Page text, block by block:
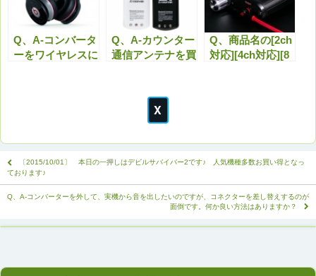
Q、A-コンバータ
ーをワイヤレスに
Q、A-カウンター
通信アンテナを買
ド端末をデータカ
ウンターとして利
Q、商品名の[2ch
対応][4ch対応][8
〔2015/10/01〕 本日の一押しはデビルサバイバー2です♪ 人気機種多数お買い得となっ
ております♪
Q、A-コンバーターを外して、実機から音を出したいのですが、コネクターを差し替えするのが
面倒です。何か良い方法はありますか？